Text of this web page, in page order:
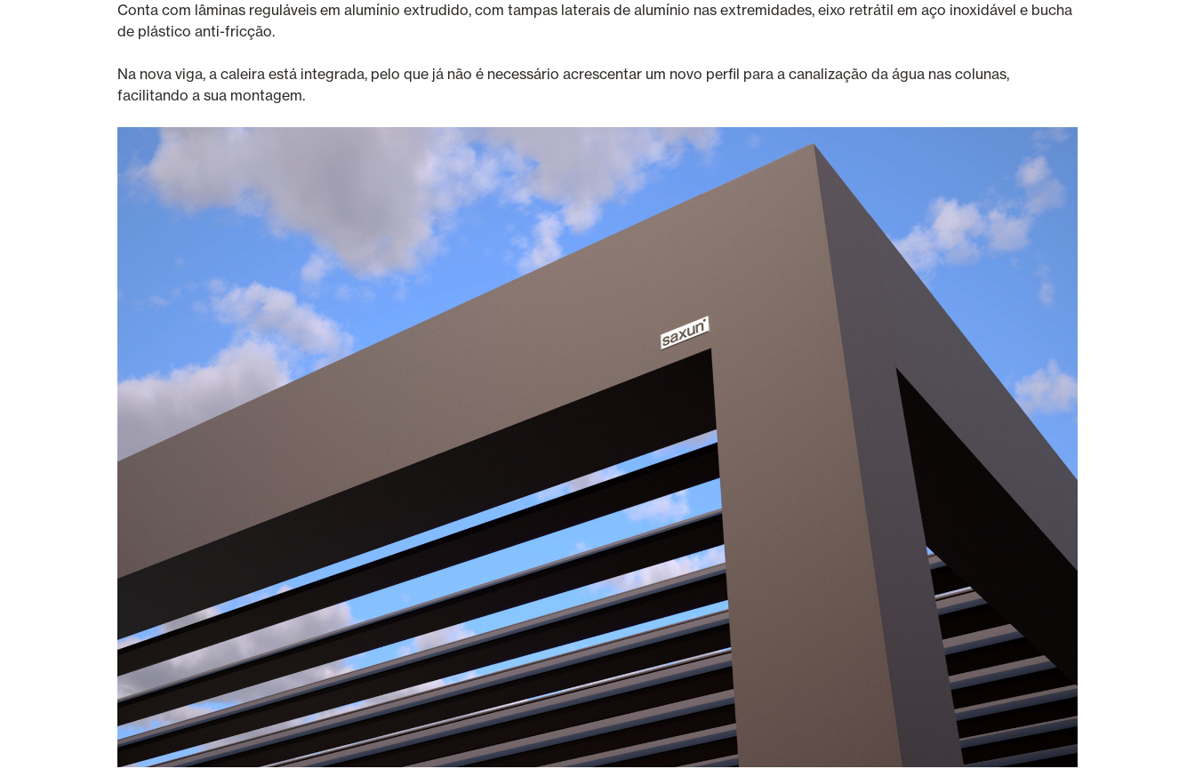
Conta com lâminas reguláveis em alumínio extrudido, com tampas laterais de alumínio nas extremidades, eixo retrátil em aço inoxidável e bucha
de plástico anti-fricção.
Na nova viga, a caleira está integrada, pelo que já não é necessário acrescentar um novo perfil para a canalização da água nas colunas,
facilitando a sua montagem.